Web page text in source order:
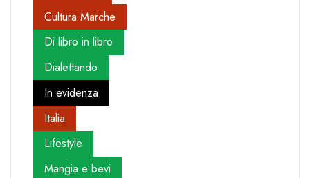
Cultura Marche
Di libro in libro
Dialettando
In evidenza
Italia
Lifestyle
Mangia e bevi